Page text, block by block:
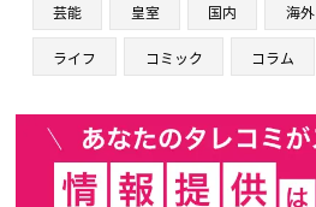
芸能 皇室 国内 海外
ライフ コミック コラム